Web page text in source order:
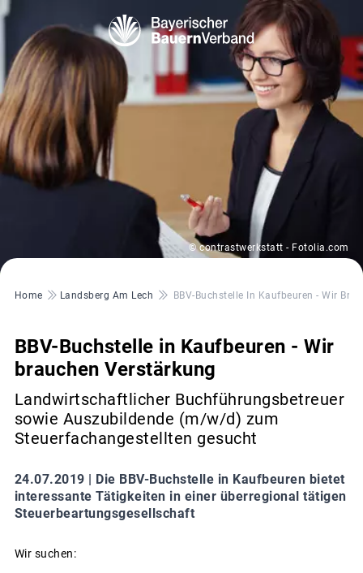
© contrastwerkstatt - Fotolia.com
Pfadnavigation
Home Landsberg Am Lech BBV-Buchstelle In Kaufbeuren - Wir
BBV-Buchstelle in Kaufbeuren - Wir
brauchen Verstärkung
Landwirtschaftlicher Buchführungsbetreuer
sowie Auszubildende (m/w/d) zum
Steuerfachangestellten gesucht
24.07.2019 | Die BBV-Buchstelle in Kaufbeuren bietet
interessante Tätigkeiten in einer überregional tätigen
Steuerbeartungsgesellschaft
Wir suchen: